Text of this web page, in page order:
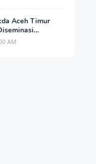
Aceh Timur
Resiko
AM